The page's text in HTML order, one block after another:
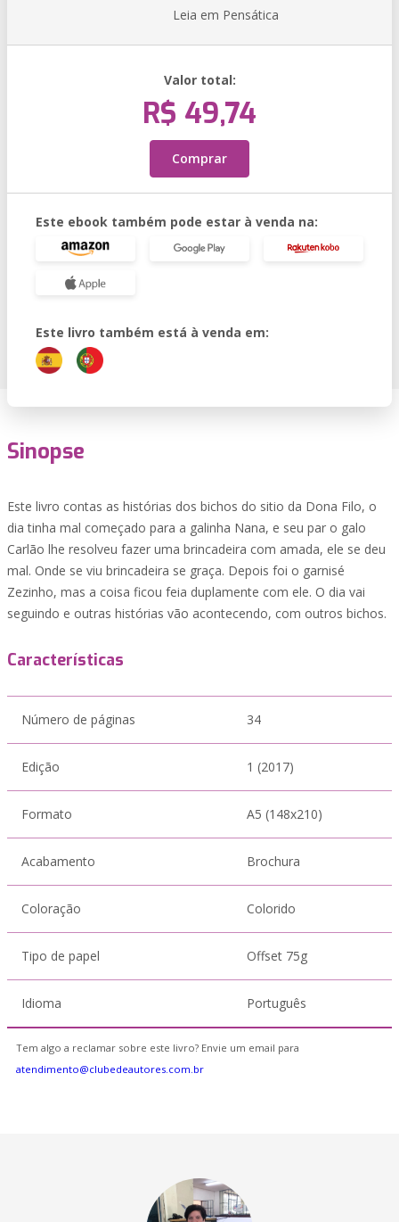
Leia em Pensática
Valor total:
R$ 49,74
Comprar
Este ebook também pode estar à venda na:
Este livro também está à venda em:
Sinopse
Este livro contas as histórias dos bichos do sitio da Dona Filo, o
dia tinha mal começado para a galinha Nana, e seu par o galo
Carlão lhe resolveu fazer uma brincadeira com amada, ele se deu
mal. Onde se viu brincadeira se graça. Depois foi o garnisé
Zezinho, mas a coisa ficou feia duplamente com ele. O dia vai
seguindo e outras histórias vão acontecendo, com outros bichos.
Características
Número de páginas 34
Edição 1 (2017)
Formato A5 (148x210)
Acabamento Brochura
Coloração Colorido
Tipo de papel Offset 75g
Idioma Português
Tem algo a reclamar sobre este livro? Envie um email para
atendimento@clubedeautores.com.br